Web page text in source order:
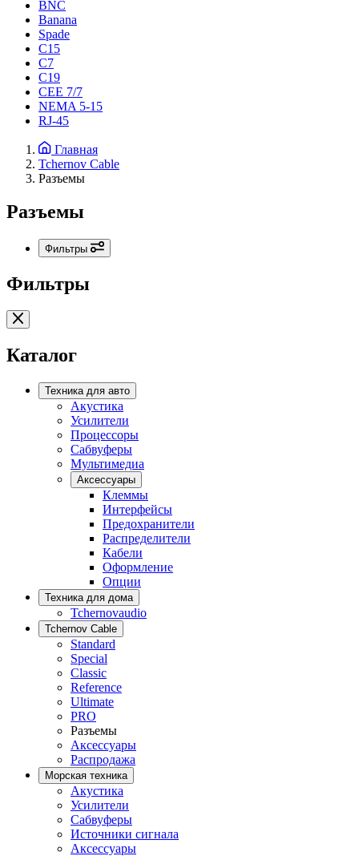
BNC
Banana
Spade
C15
С7
C19
CEE 7/7
NEMA 5-15
RJ-45
Главная
Tchernov Cable
Разъемы
Разъемы
Фильтры
Фильтры
Каталог
Техника для авто
Акустика
Усилители
Процессоры
Сабвуферы
Мультимедиа
Аксессуары
Клеммы
Интерфейсы
Предохранители
Распределители
Кабели
Оформление
Опции
Техника для дома
Tchernovaudio
Tchernov Cable
Standard
Special
Classic
Reference
Ultimate
PRO
Разъемы
Аксессуары
Распродажа
Морская техника
Акустика
Усилители
Сабвуферы
Источники сигнала
Аксессуары